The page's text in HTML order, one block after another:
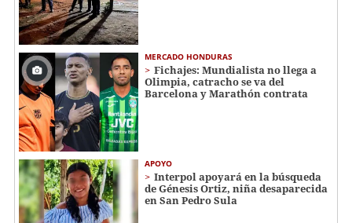
MERCADO HONDURAS
Fichajes: Mundialista no llega a
Olimpia, catracho se va del
Barcelona y Marathón contrata
APOYO
Interpol apoyará en la búsqueda
de Génesis Ortiz, niña desaparecida
en San Pedro Sula